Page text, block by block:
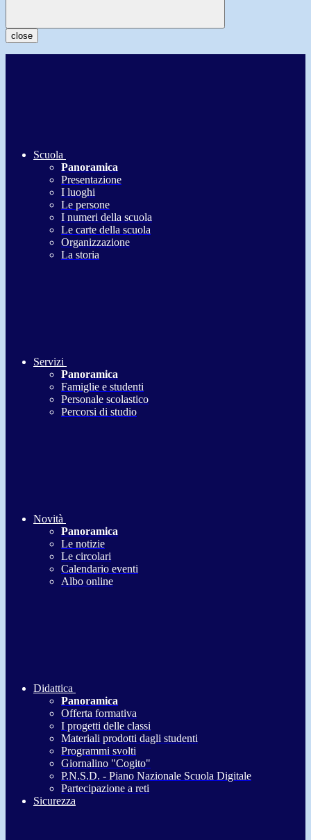
close
Scuola
Panoramica
Presentazione
I luoghi
Le persone
I numeri della scuola
Le carte della scuola
Organizzazione
La storia
Servizi
Panoramica
Famiglie e studenti
Personale scolastico
Percorsi di studio
Novità
Panoramica
Le notizie
Le circolari
Calendario eventi
Albo online
Didattica
Panoramica
Offerta formativa
I progetti delle classi
Materiali prodotti dagli studenti
Programmi svolti
Giornalino "Cogito"
P.N.S.D. - Piano Nazionale Scuola Digitale
Partecipazione a reti
Sicurezza